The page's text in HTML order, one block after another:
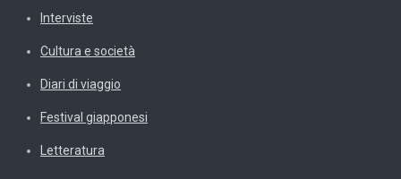
Interviste
Cultura e società
Diari di viaggio
Festival giapponesi
Letteratura